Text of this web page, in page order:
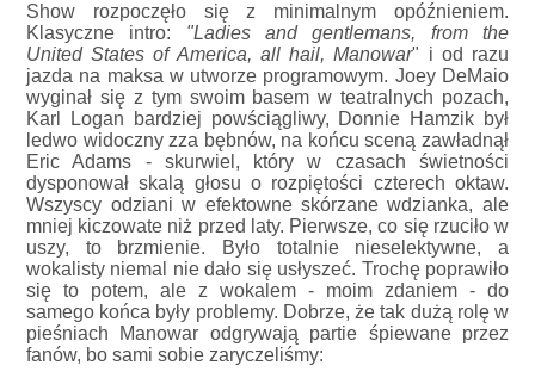
Show rozpoczęło się z minimalnym opóźnieniem.
Klasyczne intro: "Ladies and gentlemans, from the
United States of America, all hail, Manowar" i od razu
jazda na maksa w utworze programowym. Joey DeMaio
wyginał się z tym swoim basem w teatralnych pozach,
Karl Logan bardziej powściągliwy, Donnie Hamzik był
ledwo widoczny zza bębnów, na końcu sceną zawładnął
Eric Adams - skurwiel, który w czasach świetności
dysponował skalą głosu o rozpiętości czterech oktaw.
Wszyscy odziani w efektowne skórzane wdzianka, ale
mniej kiczowate niż przed laty. Pierwsze, co się rzuciło w
uszy, to brzmienie. Było totalnie nieselektywne, a
wokalisty niemal nie dało się usłyszeć. Trochę poprawiło
się to potem, ale z wokalem - moim zdaniem - do
samego końca były problemy. Dobrze, że tak dużą rolę w
pieśniach Manowar odgrywają partie śpiewane przez
fanów, bo sami sobie zaryczeliśmy: